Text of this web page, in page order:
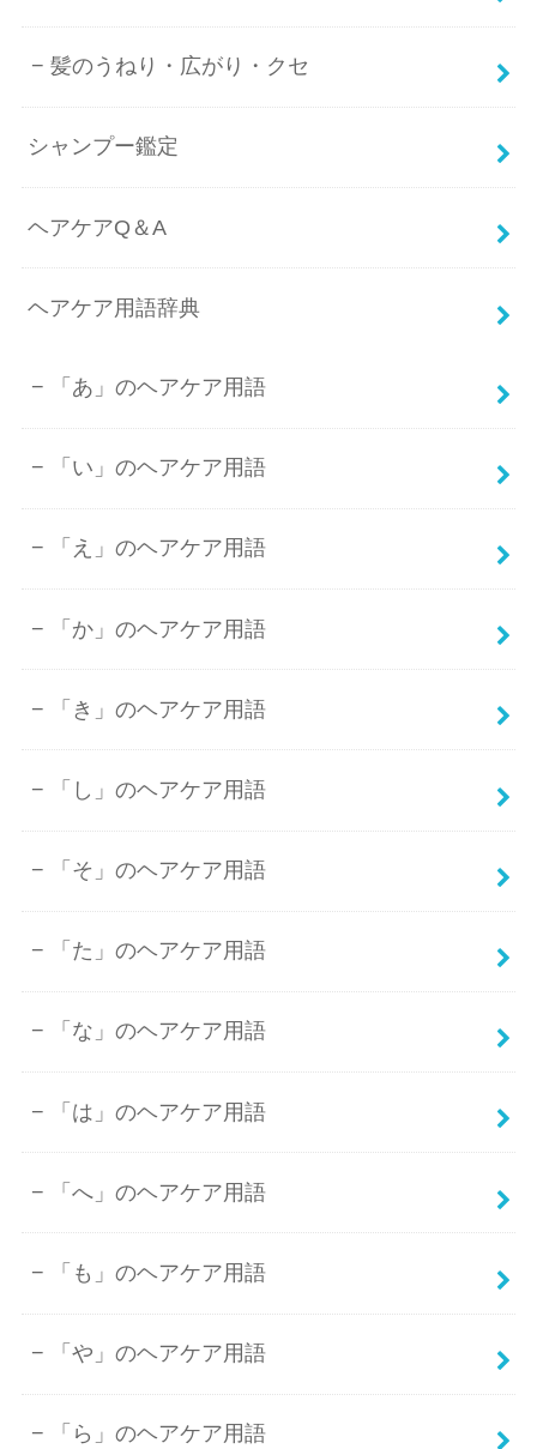
髪のうねり・広がり・クセ
シャンプー鑑定
ヘアケアQ＆A
ヘアケア用語辞典
「あ」のヘアケア用語
「い」のヘアケア用語
「え」のヘアケア用語
「か」のヘアケア用語
「き」のヘアケア用語
「し」のヘアケア用語
「そ」のヘアケア用語
「た」のヘアケア用語
「な」のヘアケア用語
「は」のヘアケア用語
「へ」のヘアケア用語
「も」のヘアケア用語
「や」のヘアケア用語
「ら」のヘアケア用語